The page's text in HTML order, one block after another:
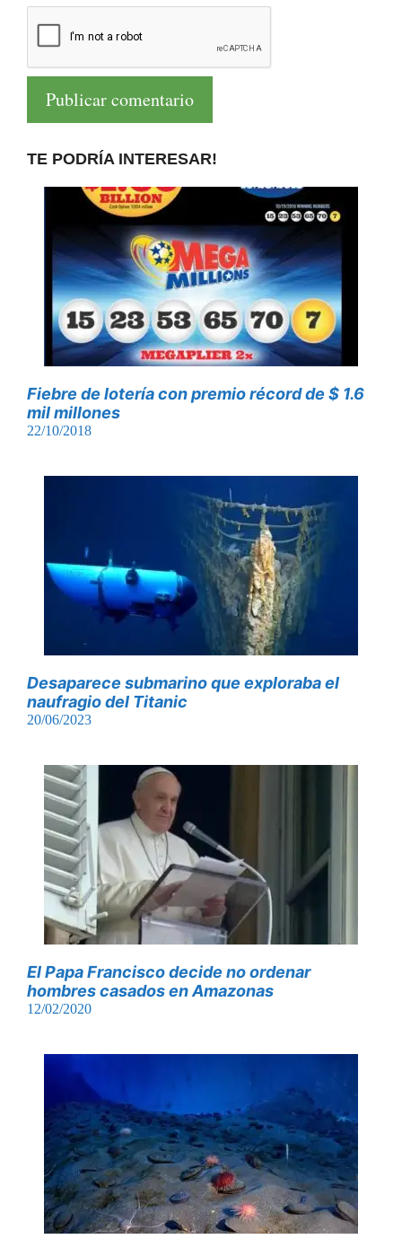
TE PODRÍA INTERESAR!
Fiebre de lotería con premio récord de $ 1.6
mil millones
22/10/2018
Desaparece submarino que exploraba el
naufragio del Titanic
20/06/2023
El Papa Francisco decide no ordenar
hombres casados ​​en Amazonas
12/02/2020